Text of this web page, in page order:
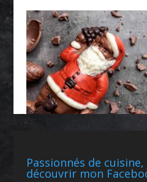
Passionnés de
découvrir mon